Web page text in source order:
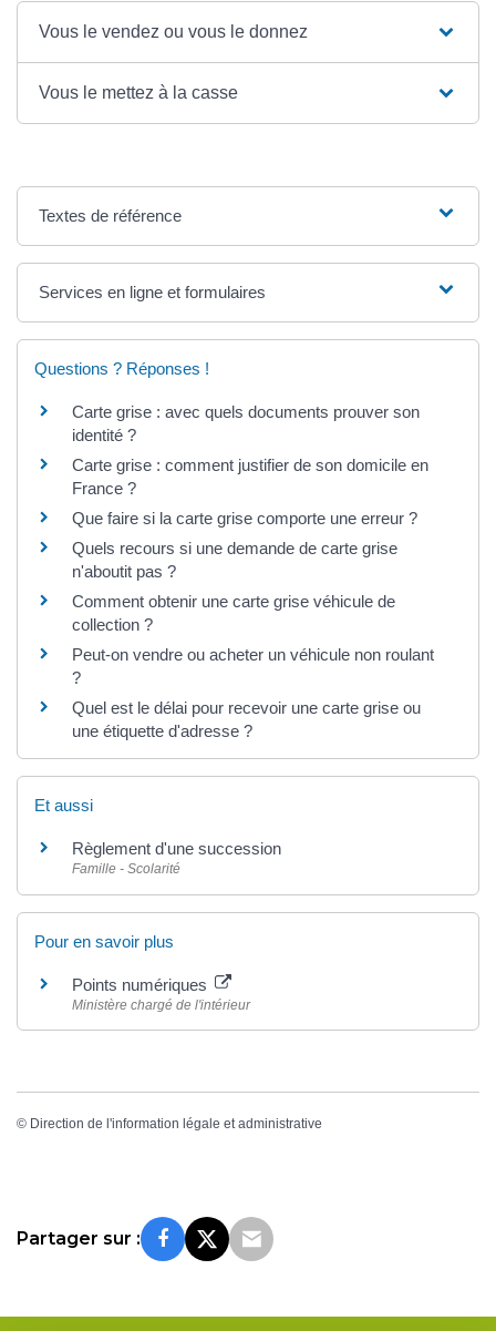
Vous le vendez ou vous le donnez
Vous le mettez à la casse
Textes de référence
Services en ligne et formulaires
Questions ? Réponses !
Carte grise : avec quels documents prouver son
identité ?
Carte grise : comment justifier de son domicile en
France ?
Que faire si la carte grise comporte une erreur ?
Quels recours si une demande de carte grise
n'aboutit pas ?
Comment obtenir une carte grise véhicule de
collection ?
Peut-on vendre ou acheter un véhicule non roulant
?
Quel est le délai pour recevoir une carte grise ou
une étiquette d'adresse ?
Et aussi
Règlement d'une succession
Famille - Scolarité
Pour en savoir plus
Points numériques
Ministère chargé de l'intérieur
© Direction de l'information légale et administrative
Partager sur :